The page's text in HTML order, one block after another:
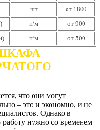
шт
от 1800
п/м
от 900
п/м от 500
что они могут
– это и экономно, и не
Однако в
работу нужно со временем